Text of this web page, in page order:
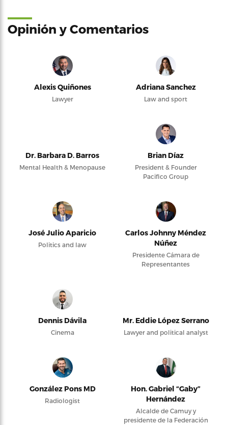
Opinión y Comentarios
Alexis Quiñones
Lawyer
Adriana Sanchez
Law and sport
Dr. Barbara D. Barros
Mental Health & Menopause
Brian Díaz
President & Founder
Pacifico Group
José Julio Aparicio
Politics and law
Carlos Johnny Méndez
Núñez
Presidente Cámara de
Representantes
Dennis Dávila
Cinema
Mr. Eddie López Serrano
Lawyer and political analyst
González Pons MD
Radiologist
Hon. Gabriel “Gaby”
Hernández
Alcalde de Camuy y
presidente de la Federación